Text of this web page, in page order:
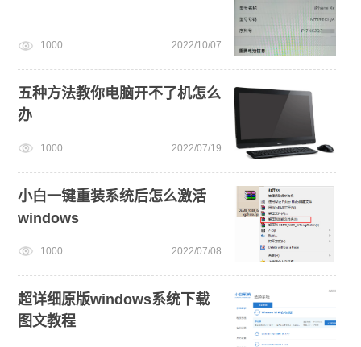
1000 2022/10/07
五种方法教你电脑开不了机怎么
办
1000 2022/07/19
小白一键重装系统后怎么激活
windows
1000 2022/07/08
超详细原版windows系统下载
图文教程